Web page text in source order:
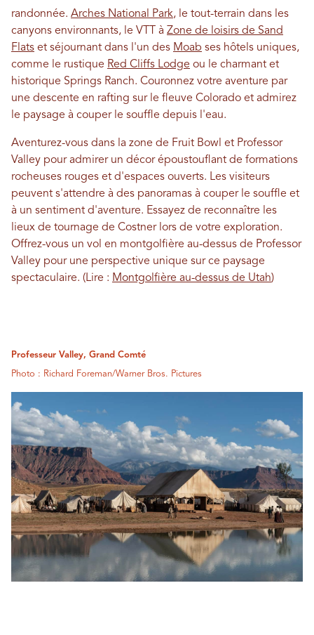
randonnée. Arches National Park, le tout-terrain dans les
canyons environnants, le VTT à Zone de loisirs de Sand
Flats et séjournant dans l'un des Moab ses hôtels uniques,
comme le rustique Red Cliffs Lodge ou le charmant et
historique Springs Ranch. Couronnez votre aventure par
une descente en rafting sur le fleuve Colorado et admirez
le paysage à couper le souffle depuis l'eau.
Aventurez-vous dans la zone de Fruit Bowl et Professor
Valley pour admirer un décor époustouflant de formations
rocheuses rouges et d'espaces ouverts. Les visiteurs
peuvent s'attendre à des panoramas à couper le souffle et
à un sentiment d'aventure. Essayez de reconnaître les
lieux de tournage de Costner lors de votre exploration.
Offrez-vous un vol en montgolfière au-dessus de Professor
Valley pour une perspective unique sur ce paysage
spectaculaire. (Lire : Montgolfière au-dessus de Utah)
Professeur Valley, Grand Comté
Photo : Richard Foreman/Warner Bros. Pictures